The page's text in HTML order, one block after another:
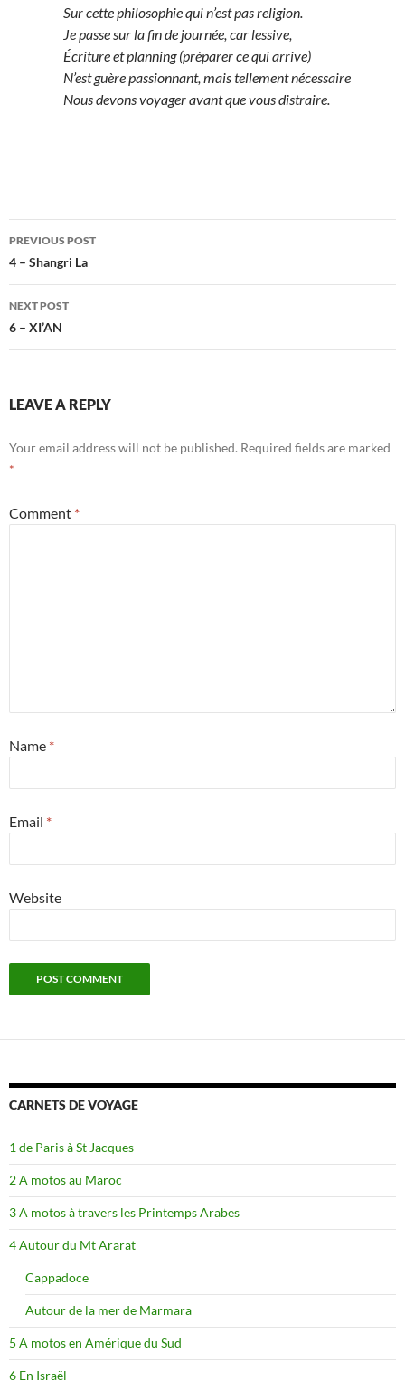
Sur cette philosophie qui n’est pas religion.
Je passe sur la fin de journée, car lessive,
Écriture et planning (préparer ce qui arrive)
N’est guère passionnant, mais tellement nécessaire
Nous devons voyager avant que vous distraire.
Post
navigation
PREVIOUS POST
4 – Shangri La
NEXT POST
6 – XI’AN
LEAVE A REPLY
Your email address will not be published. Required fields are marked
*
Comment *
Name *
Email *
Website
CARNETS DE VOYAGE
1 de Paris à St Jacques
2 A motos au Maroc
3 A motos à travers les Printemps Arabes
4 Autour du Mt Ararat
Cappadoce
Autour de la mer de Marmara
5 A motos en Amérique du Sud
6 En Israël